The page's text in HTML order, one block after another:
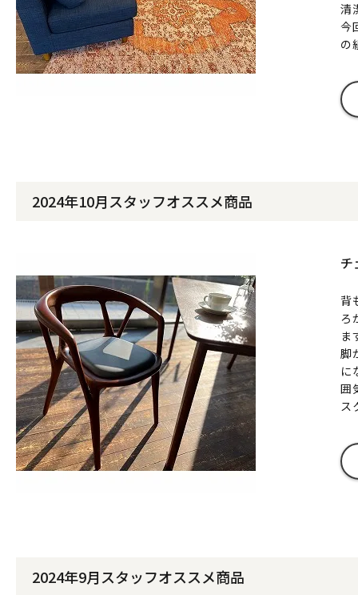
清
今
の
2024年10月スタッフオススメ商品
チ
背
ろ
ま
脚
に
囲
ス
2024年9月スタッフオススメ商品